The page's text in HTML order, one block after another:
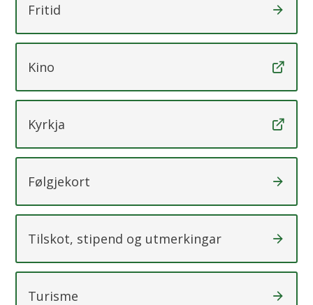
Fritid
Kino
Kyrkja
Følgjekort
Tilskot, stipend og utmerkingar
Turisme